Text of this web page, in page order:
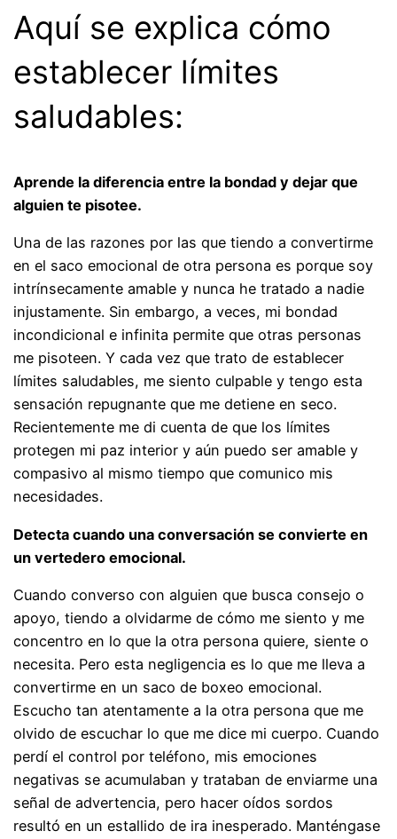
Aquí se explica cómo
establecer límites
saludables:
Aprende la diferencia entre la bondad y dejar que
alguien te pisotee.
Una de las razones por las que tiendo a convertirme
en el saco emocional de otra persona es porque soy
intrínsecamente amable y nunca he tratado a nadie
injustamente. Sin embargo, a veces, mi bondad
incondicional e infinita permite que otras personas
me pisoteen. Y cada vez que trato de establecer
límites saludables, me siento culpable y tengo esta
sensación repugnante que me detiene en seco.
Recientemente me di cuenta de que los límites
protegen mi paz interior y aún puedo ser amable y
compasivo al mismo tiempo que comunico mis
necesidades.
Detecta cuando una conversación se convierte en
un vertedero emocional.
Cuando converso con alguien que busca consejo o
apoyo, tiendo a olvidarme de cómo me siento y me
concentro en lo que la otra persona quiere, siente o
necesita. Pero esta negligencia es lo que me lleva a
convertirme en un saco de boxeo emocional.
Escucho tan atentamente a la otra persona que me
olvido de escuchar lo que me dice mi cuerpo. Cuando
perdí el control por teléfono, mis emociones
negativas se acumulaban y trataban de enviarme una
señal de advertencia, pero hacer oídos sordos
resultó en un estallido de ira inesperado. Manténgase